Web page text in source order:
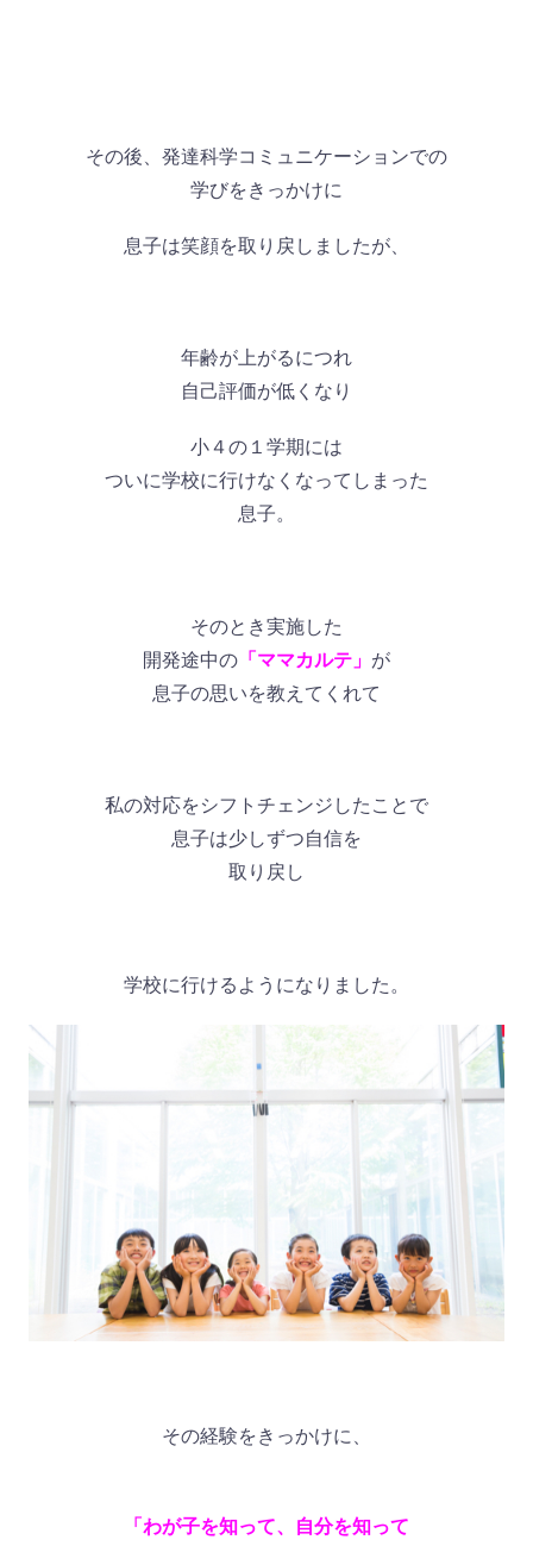
その後、発達科学コミュニケーションでの
学びをきっかけに
息子は笑顔を取り戻しましたが、
年齢が上がるにつれ
自己評価が低くなり
小４の１学期には
ついに学校に行けなくなってしまった
息子。
そのとき実施した
開発途中の 「ママカルテ」 が
息子の思いを教えてくれて
私の対応をシフトチェンジしたことで
息子は少しずつ自信を
取り戻し
学校に行けるようになりました。
その経験をきっかけに、
「わが子を知って、自分を知って